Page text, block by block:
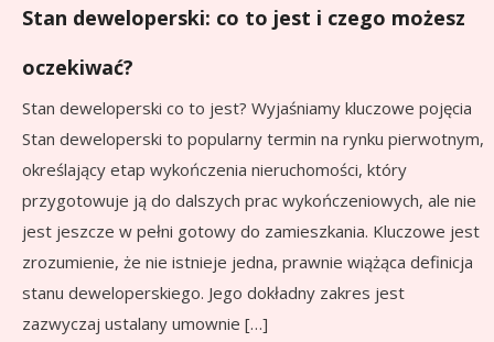
Stan deweloperski: co to jest i czego możesz
oczekiwać?
Stan deweloperski co to jest? Wyjaśniamy kluczowe pojęcia
Stan deweloperski to popularny termin na rynku pierwotnym,
określający etap wykończenia nieruchomości, który
przygotowuje ją do dalszych prac wykończeniowych, ale nie
jest jeszcze w pełni gotowy do zamieszkania. Kluczowe jest
zrozumienie, że nie istnieje jedna, prawnie wiążąca definicja
stanu deweloperskiego. Jego dokładny zakres jest
zazwyczaj ustalany umownie […]